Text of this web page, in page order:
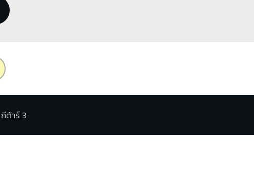
กีต้าร์ 3